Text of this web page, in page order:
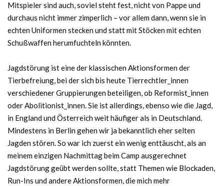
Mitspieler sind auch, soviel steht fest, nicht von Pappe und
durchaus nicht immer zimperlich – vor allem dann, wenn sie in
echten Uniformen stecken und statt mit Stöcken mit echten
Schußwaffen herumfuchteln könnten.
Jagdstörung ist eine der klassischen Aktionsformen der
Tierbefreiung, bei der sich bis heute Tierrechtler_innen
verschiedener Gruppierungen beteiligen, ob Reformist_innen
oder Abolitionist_innen. Sie ist allerdings, ebenso wie die Jagd,
in England und Österreich weit häufiger als in Deutschland.
Mindestens in Berlin gehen wir ja bekanntlich eher selten
Jagden stören. So war ich zuerst ein wenig enttäuscht, als an
meinem einzigen Nachmittag beim Camp ausgerechnet
Jagdstörung geübt werden sollte, statt Themen wie Blockaden,
Run-Ins und andere Aktionsformen, die mich mehr